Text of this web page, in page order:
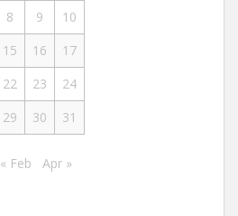
8 9
10
15 16
17
22 23
24
29 30 31
« Feb Apr »